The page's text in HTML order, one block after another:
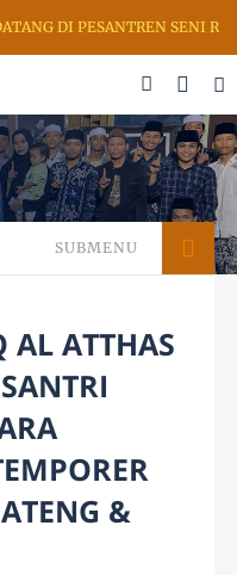
DI PESANTREN SENI
SUBMENU
AL ATTHAS
&